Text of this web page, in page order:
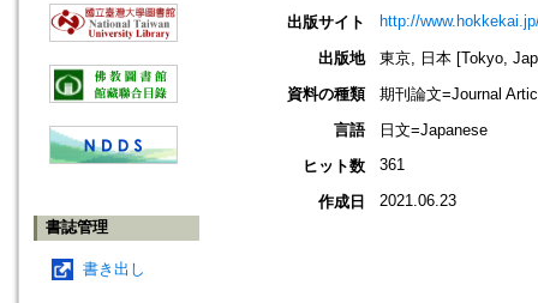
書誌管理
書き出し
出版サイト
http://
出版地
東京, 日本 [Tokyo,
資料の種類
期刊論文=Journal
言語
日文=Japanese
ヒット数
361
作成日 2021.06.23